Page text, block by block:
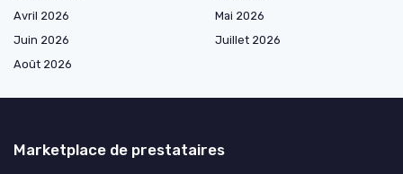
Avril 2026
Mai 2026
Juin 2026
Juillet 2026
Août 2026
Marketplace de prestataires